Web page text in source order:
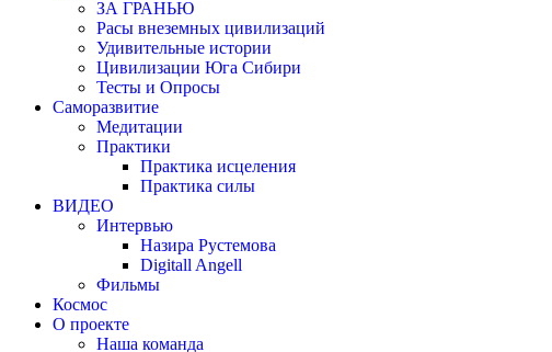
ЗА ГРАНЬЮ
Расы внеземных цивилизаций
Удивительные истории
Цивилизации Юга Сибири
Тесты и Опросы
Саморазвитие
Медитации
Практики
Практика исцеления
Практика силы
ВИДЕО
Интервью
Назира Рустемова
Digitall Angell
Фильмы
Космос
О проекте
Наша команда